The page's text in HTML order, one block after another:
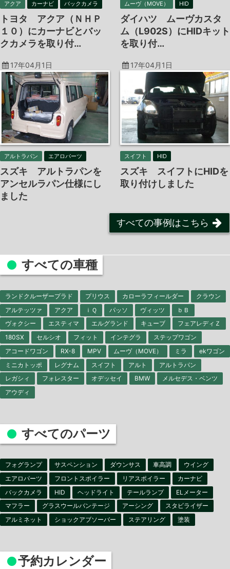
アクア カーナビ バックカメラ
トヨタ アクア（ＮＨＰ
１０）にカーナビとバッ
クカメラを取り付…
ムーヴ（MOVE） HID
ダイハツ ムーヴカスタ
ム（L902S）にHIDキット
を取り付…
17年04月1日
アルトラパン エアロパーツ
スズキ アルトラパンを
アンセルラパン仕様にし
ました
17年04月1日
スイフト HID
スズキ スイフトにHIDを
取り付けしました
すべての事例はこちら
すべての車種
ランドクルーザープラド プリウス カローラフィールダー
クラウン
アルテッツァ
アクア ｉＱ パッソ ヴィッツ
ｂＢ
ヴォクシー
エスティマ エルグランド キューブ
フェアレディＺ
180SX
セルシオ フィット インテグラ
ステップワゴン
アコードワゴン
RX-8 MPV ムーヴ（MOVE） ミラ
ekワゴン
ミニカトッポ
レグナム スイフト アルト
アルトラパン
レガシィ
フォレスター オデッセイ BMW
メルセデス・ベンツ
アウディ
すべてのパーツ
フォグランプ サスペンション ダウンサス 車高調
ウイング
エアロパーツ
フロントスポイラー リアスポイラー
カーナビ
バックカメラ
HID ヘッドライト テールランプ
ELメーター
マフラー
グラスウールバンテージ アーシング
スタビライザー
アルミネット
ショックアブソーバー ステアリング 塗装
予約カレンダー